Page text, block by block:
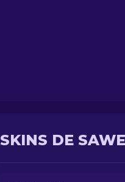
SKINS DE